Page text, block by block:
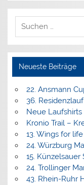
Neueste Beiträge
22. Ansmann
36.
Neue
Kronio Trail –
13. Wings for
24. Würzburg
15. Künzelsauer
24. Trollinger
43. Rhein-Ruhr